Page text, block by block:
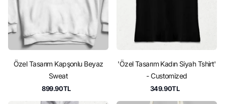
Özel Tasarım Kapşonlu Beyaz
Sweat
899.90TL
'Özel Tasarım Kadın Siyah Tshirt'
- Customized
349.90TL